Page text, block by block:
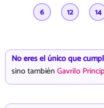
6 12 14
No eres el único que
sino tambiénGavrilo Princip